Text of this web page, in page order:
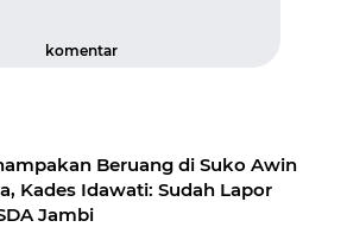
komentar
Beruang di Suko Awin
Kades Idawati: Sudah Lapor
Jambi